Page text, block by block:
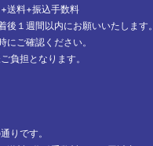
送料+振込手数料
後１週間以内にお願いいたします。
ご確認ください。
負担となります。
りです。